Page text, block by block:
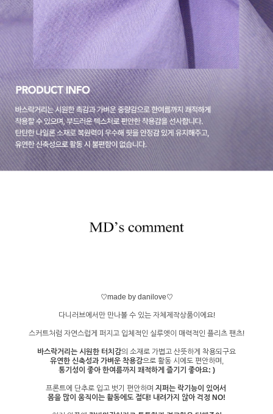
♡made by danilove♡
다니러브에서만 만나볼 수 있는 자체제작상품이에요!
스커트처럼 자연스럽게 퍼지고 입체적인 실루엣이 매력적인 플리츠 팬츠!
바스락거리는 시원한 터치감의 소재로 가볍고 산뜻하게 착용되구요
유연한 신축성과 가벼운 착용감으로 활동 시에도 편안하며,
통기성이 좋아 한여름까지 쾌적하게 즐기기 좋아요: )
프론트에 단추로 입고 벗기 편안하며 지퍼는 락기능이 있어서
몸을 많이 움직이는 활동에도 절대! 내려가지 않아 걱정 NO!